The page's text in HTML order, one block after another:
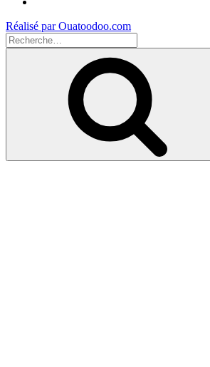
Réalisé par Ouatoodoo.com
Recherche
pour